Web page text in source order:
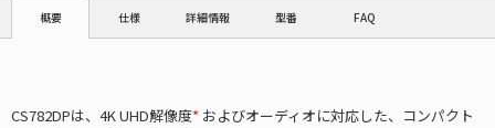
概要 仕様 詳細情報 型番 FAQ
CS782DPは、4K UHD解像度* およびオーディオに対応した、コンパクト